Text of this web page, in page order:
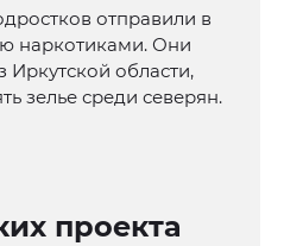
отправили в
наркотиками. Они
Иркутской области,
зелье среди северян.
проекта